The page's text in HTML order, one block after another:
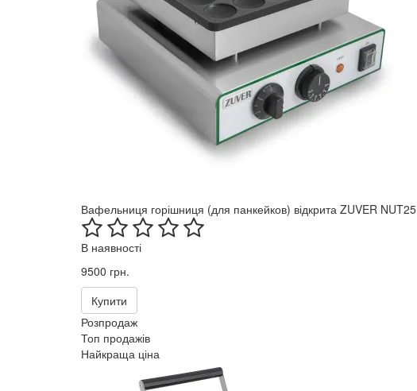
Вафельниця горішниця (для панкейков) відкрита ZUVER NUT25
В наявності
9500 грн.
Купити
Розпродаж
Топ продажів
Найкраща ціна